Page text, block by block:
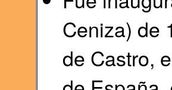
Ceniza) de
de Castro,